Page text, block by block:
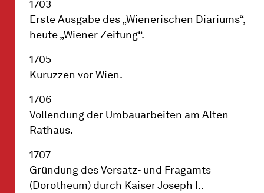
1703
Erste Ausgabe des „Wienerischen Diariums“,
heute „Wiener Zeitung“.
1705
Kuruzzen vor Wien.
1706
Vollendung der Umbauarbeiten am Alten
Rathaus.
1707
Gründung des Versatz- und Fragamts
(Dorotheum) durch Kaiser Joseph I..